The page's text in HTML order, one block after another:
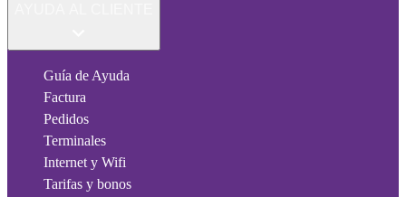
Guía de Ayuda
Factura
Pedidos
Terminales
Internet y Wifi
Tarifas y bonos